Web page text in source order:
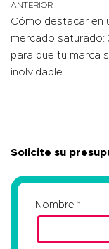
ANTERIOR
Cómo destacar en
mercado saturado:
para que tu marca
inolvidable
Solicite su
Nombre